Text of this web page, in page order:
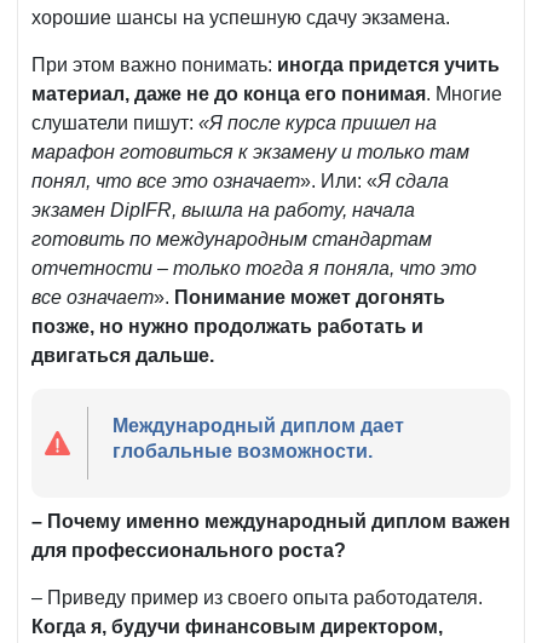
хорошие шансы на успешную сдачу экзамена.
При этом важно понимать: иногда придется учить
материал, даже не до конца его понимая. Многие
слушатели пишут: «Я после курса пришел на
марафон готовиться к экзамену и только там
понял, что все это означает». Или: «Я сдала
экзамен DipIFR, вышла на работу, начала
готовить по международным стандартам
отчетности – только тогда я поняла, что это
все означает». Понимание может догонять
позже, но нужно продолжать работать и
двигаться дальше.
Международный диплом дает
глобальные возможности.
– Почему именно международный диплом важен
для профессионального роста?
– Приведу пример из своего опыта работодателя.
Когда я, будучи финансовым директором,